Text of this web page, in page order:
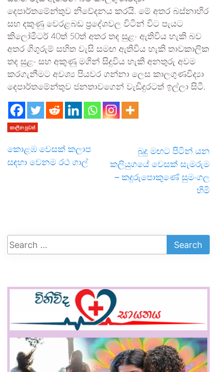
දෙපාර්තමේන්තුව නිවේදනය කරයි. මේ අතර බස්නාහිර
සහ දකුණු වෙරළබඩ ප්‍රදේශවල විටින් විට පැයට
කිලෝමීටර් 40ත් 50ත් අතර තද සුළං ඇතිවිය හැකි බව
අතර ගිගුරුම් සහිත වැසි සමඟ ඇතිවිය හැකි තාවකාලික
තද සුළං සහ අකුණු මගින් සිදුවිය හැකි අනතුරු අවම
කරගැනීමට අවශ්‍ය පියවර ගන්නා ලෙස කාලගුණවිද්‍යා
දෙපාර්තමේන්තුව ජනතාවගෙන් වැඩිදුරටත් ඉල්ලා සිටී.
කාලීන පුවත්
කොළඹ වෙසක් කලාප
සඳහා වෙනම රථ ගාල්
බුදු මඟට පිටින් යන
කලියුගයේ වෙසක් සැමරුම
– කදුරුපොකුණේ සුමංගල
හිමි